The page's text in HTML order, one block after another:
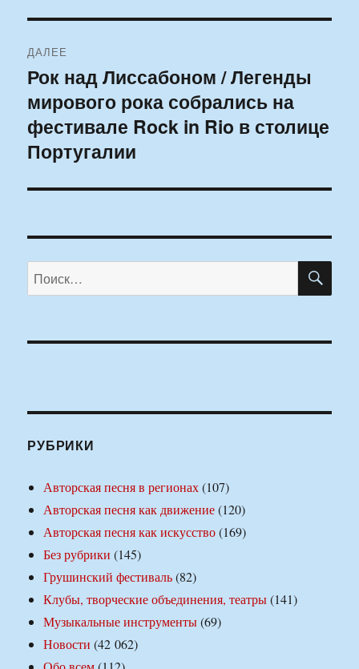
ДАЛЕЕ
Следующая
запись:
Рок над Лиссабоном / Легенды
мирового рока собрались на
фестивале Rock in Rio в столице
Португалии
Искать:
РУБРИКИ
Авторская песня в регионах(107)
Авторская песня как движение(120)
Авторская песня как искусство(169)
Без рубрики (145)
Грушинский фестиваль(82)
Клубы, творческие объединения, театры(141)
Музыкальные инструменты(69)
Новости (42 062)